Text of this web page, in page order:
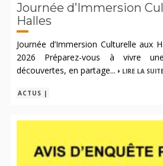
Journée d’Immersion
Halles
Journée d’Immersion Culturelle aux
2026 Préparez-vous à vivre
découvertes, en partage...
LIRE LA
ACTUS |